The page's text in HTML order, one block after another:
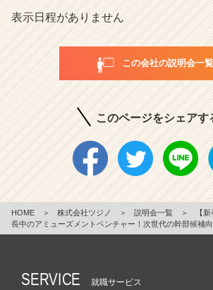
表示日程がありません
この会社の説明会一
このページをシェアす
HOME ＞ 株式会社ツジノ ＞ 説明会一覧 ＞
【
長中のアミューズメントベンチャー！次世代の幹部候補
SERVICE 就職サービス